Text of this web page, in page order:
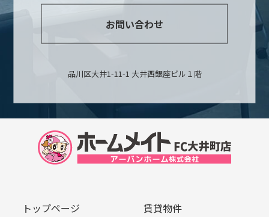
お問い合わせ
品川区大井1-11-1 大井西銀座ビル１階
トップページ 賃貸物件